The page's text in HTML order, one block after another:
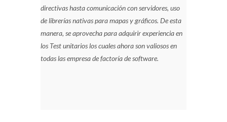
directivas hasta comunicación con servidores, uso
de librerías nativas para mapas y gráficos. De esta
manera, se aprovecha para adquirir experiencia en
los Test unitarios los cuales ahora son valiosos en
todas las empresa de factoría de software.